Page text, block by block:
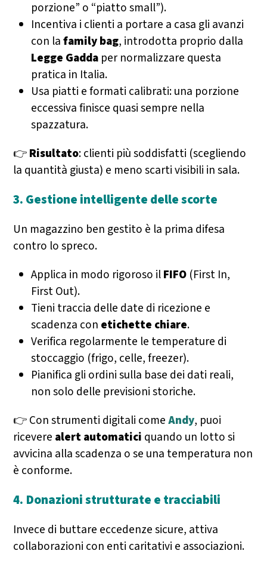
porzione” o “piatto small”).
Incentiva i clienti a portare a casa gli avanzi
con lafamily bag, introdotta proprio dalla
Legge Gadda per normalizzare questa
pratica in Italia.
Usa piatti e formati calibrati: una porzione
eccessiva finisce quasi sempre nella
spazzatura.
👉Risultato: clienti più soddisfatti (scegliendo
la quantità giusta) e meno scarti visibili in sala.
3. Gestione intelligente delle scorte
Un magazzino ben gestito è la prima difesa
contro lo spreco.
Applica in modo rigoroso ilFIFO (First In,
First Out).
Tieni traccia delle date di ricezione e
scadenza con etichette chiare.
Verifica regolarmente le temperature di
stoccaggio (frigo, celle, freezer).
Pianifica gli ordini sulla base dei dati reali,
non solo delle previsioni storiche.
👉 Con strumenti digitali comeAndy, puoi
ricevere alert automatici quando un lotto si
avvicina alla scadenza o se una temperatura non
è conforme.
4. Donazioni strutturate e tracciabili
Invece di buttare eccedenze sicure, attiva
collaborazioni con enti caritativi e associazioni.